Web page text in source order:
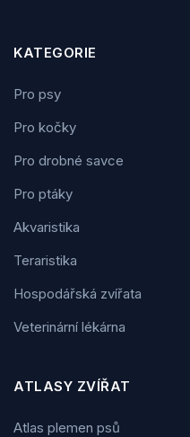
KATEGORIE
Pro psy
Pro kočky
Pro drobné savce
Pro ptáky
Akvaristika
Teraristika
Hospodářská zvířata
Veterinární lékárna
ATLASY ZVÍŘAT
Atlas plemen psů